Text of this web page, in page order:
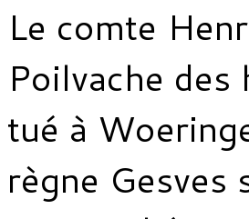
Le comte
Poilvache
tué à
règne Gesves